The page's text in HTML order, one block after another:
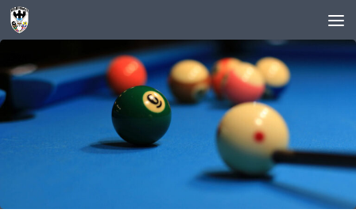
Zum Inhalt springen